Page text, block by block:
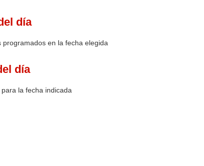
día
programados en la fecha elegida
día
la fecha indicada